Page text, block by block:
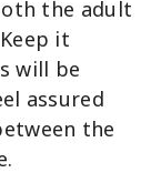
the adult
it
will be
assured
the